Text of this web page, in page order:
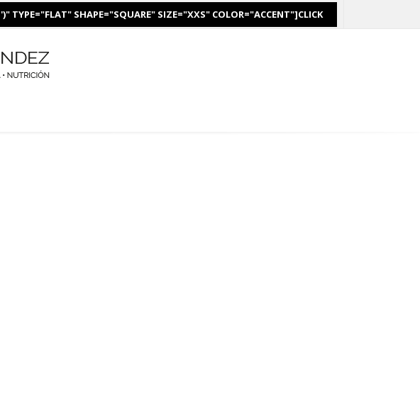
')" TYPE="FLAT" SHAPE="SQUARE" SIZE="XXS" COLOR="ACCENT"]CLICK